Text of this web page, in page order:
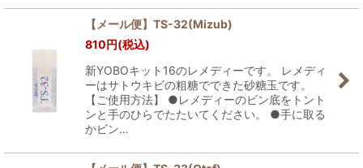
【メール便】TS-32(Mizub)
810円(税込)
新YOBOキット16のレメディーです。 レメディ
ーはサトウキビの粗糖でできた砂糖玉です。
【ご使用方法】 ●レメディーのビン底をトント
ンと手のひらでたたいてください。 ●手に取る
かビン…